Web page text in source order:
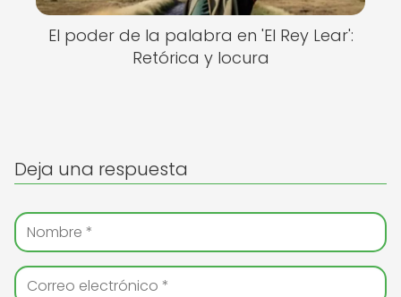
El poder de la palabra en 'El Rey Lear':
Retórica y locura
Deja una respuesta